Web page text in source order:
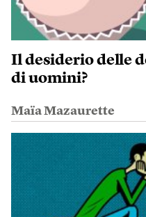
Il desiderio delle
di uomini?
Maïa Mazaurette